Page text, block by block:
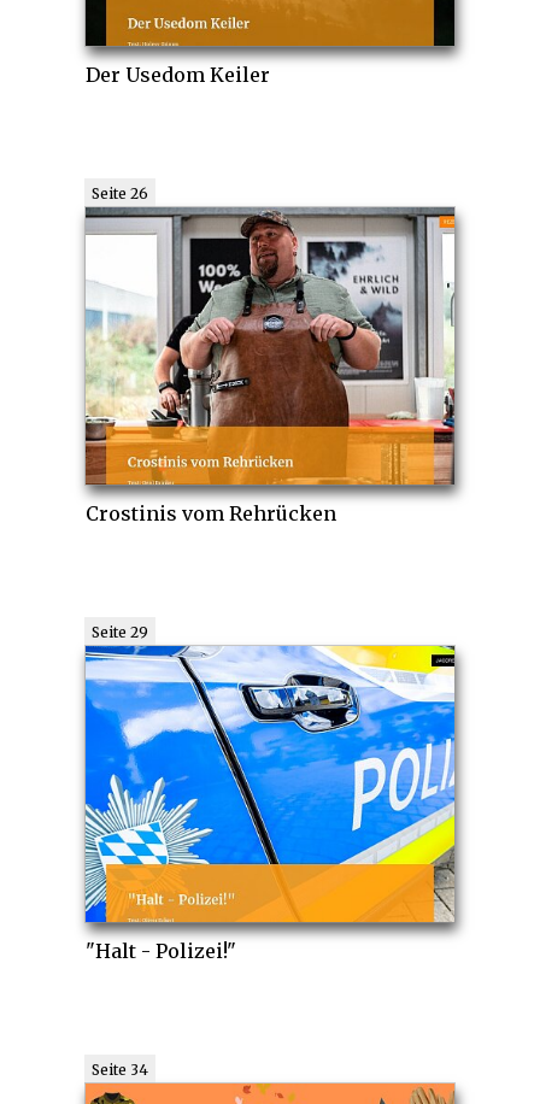
Der Usedom Keiler
Seite 26
Crostinis vom Rehrücken
Seite 29
"Halt - Polizei!"
Seite 34